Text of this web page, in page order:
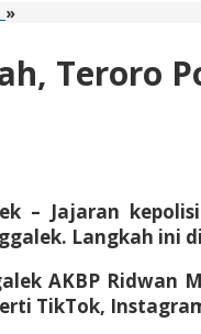
»Bikin
PocongTeroro
– Jajaran
Langkah ini
AKBP Ridwan
TikTok,